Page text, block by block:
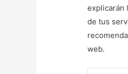
explicarán
de tus
web.